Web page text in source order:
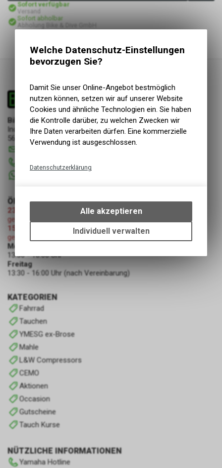
Sofort verfügbar
Versand
Sofort abholbar
Abholung Bike & Dive GmbH
Bike & Dive GmbH
Industriestrasse 17
5644 Auw
bikeanddive.ch
KATEGORIEN
Fahrrad
Tauchen
YMESG ex-Brose
Mahle
L&W Compressors
CEMO
Aktionen
Occasion
Gutscheine
Tauch Kurse
NÜTZLICHE INFORMATIONEN
Yamaha Hotline
ÖFFNUNGSZEITEN
23.07.2026-08.08.2026 (Umzug Bike & Dive GmbH)
geschlossen
15.08.2026 (Mariä Himmelfahrt)
geschlossen
Montag - Donnerstag
13:30 - 18:00 Uhr
Freitag
13:30 - 16:00 Uhr (nach Vereinbarung)
Welche Datenschutz-Einstellungen
bevorzugen Sie?
Damit Sie unser Online-Angebot bestmöglich
nutzen können, setzen wir auf unserer Website
Cookies und ähnliche Technologien ein. Sie haben
die Kontrolle darüber, zu welchen Zwecken wir
Ihre Daten verarbeiten dürfen. Eine kommerzielle
Verwendung ist ausgeschlossen.
Datenschutzerklärung
bestimmte Interaktionen und
Einstellungen auf Ihrem Gerät,
um die grundlegenden
Funktionen unseres Online-
ermöglichen. Bitte beachten Sie,
Alle akzeptieren
Individuell verwalten